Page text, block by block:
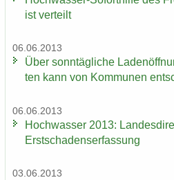
ist ver­teilt
06.06.2013
Über sonn­täg­li­che
ten kann von Kom­mu­nen
06.06.2013
Hoch­was­ser 2013:
Erst­scha­dens­er­fas­sung
03.06.2013